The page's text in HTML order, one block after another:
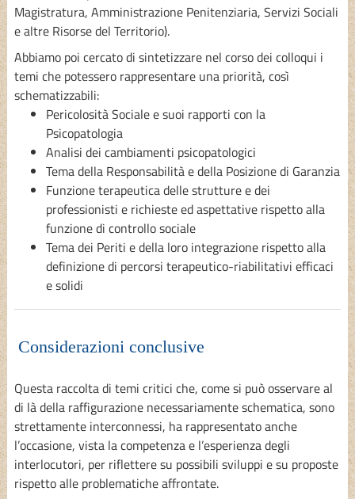
Magistratura, Amministrazione Penitenziaria, Servizi Sociali
e altre Risorse del Territorio).
Abbiamo poi cercato di sintetizzare nel corso dei colloqui i
temi che potessero rappresentare una priorità, così
schematizzabili:
Pericolosità Sociale e suoi rapporti con la
Psicopatologia
Analisi dei cambiamenti psicopatologici
Tema della Responsabilità e della Posizione di Garanzia
Funzione terapeutica delle strutture e dei
professionisti e richieste ed aspettative rispetto alla
funzione di controllo sociale
Tema dei Periti e della loro integrazione rispetto alla
definizione di percorsi terapeutico-riabilitativi efficaci
e solidi
Considerazioni conclusive
Questa raccolta di temi critici che, come si può osservare al
di là della raffigurazione necessariamente schematica, sono
strettamente interconnessi, ha rappresentato anche
l’occasione, vista la competenza e l’esperienza degli
interlocutori, per riflettere su possibili sviluppi e su proposte
rispetto alle problematiche affrontate.